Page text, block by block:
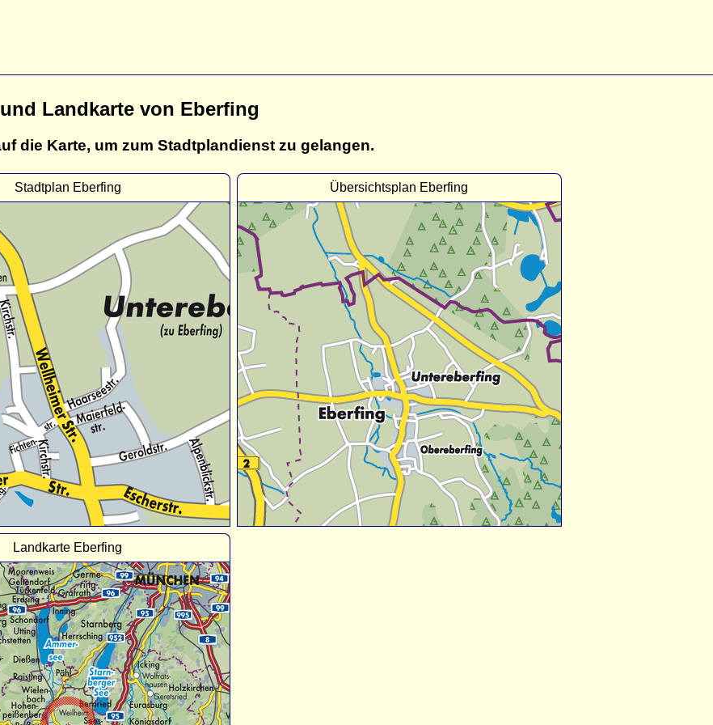
Landkarte von Eberfing
die Karte, um zum Stadtplandienst zu gelangen.
Stadtplan Eberfing Übersichtsplan Eberfing
Landkarte Eberfing